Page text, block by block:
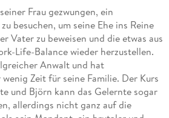
Frau gezwungen, ein
besuchen, um seine Ehe ins Reine
Vater zu beweisen und die etwas aus
Life-Balance wieder herzustellen.
Anwalt und hat
Zeit für seine Familie. Der Kurs
und Björn kann das Gelernte sogar
allerdings nicht ganz auf die